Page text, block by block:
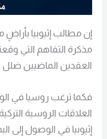
إن مطالب إثيوبيا
مذكرة التفاهم التي
العقدين الماضيين ضلل
فكما ترغب روسيا في
العلاقات الروسية
إثيوبيا في الوصول إلى